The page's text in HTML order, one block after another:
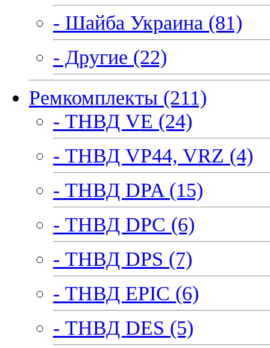
- Шайба Украина (81)
- Другие (22)
Ремкомплекты (211)
- ТНВД VE (24)
- ТНВД VP44, VRZ (4)
- ТНВД DPA (15)
- ТНВД DPC (6)
- ТНВД DPS (7)
- ТНВД EPIC (6)
- ТНВД DES (5)